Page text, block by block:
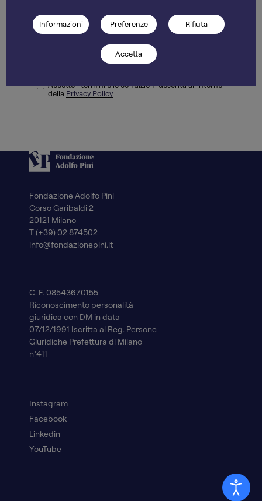
Iscriviti
Accetto i termini e le condizioni descritti all'interno
della Privacy Policy
Fondazione Adolfo Pini
Corso Garibaldi 2
20121 Milano
T (+39) 02 874502
info@fondazionepini.it
C. F. 08543670155
Riconoscimento personalità
giuridica con DM in data
07/12/1991 Iscritta al Reg. Persone
Giuridiche Prefettura di Milano
n°411
Instagram
Facebook
Linkedin
YouTube
Informazioni Preferenze Rifiuta
Accetta